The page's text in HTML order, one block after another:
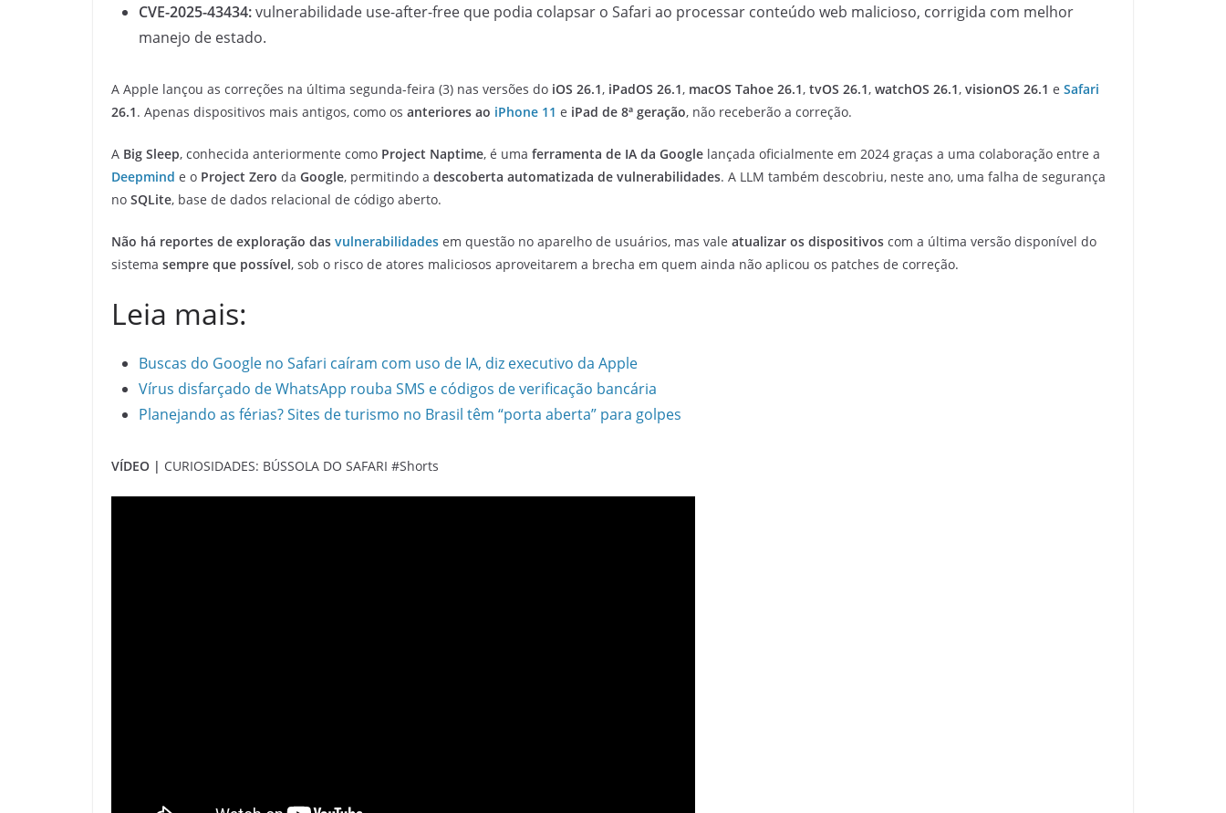
CVE-2025-43434:vulnerabilidade use-after-free que podia colapsar o Safari ao processar conteúdo web malicioso, corrigida com melhor
manejo de estado.
A Apple lançou as correções na última segunda-feira (3) nas versões do iOS 26.1, iPadOS 26.1, macOS Tahoe 26.1, tvOS 26.1, watchOS 26.1, visionOS 26.1 e Safari
26.1. Apenas dispositivos mais antigos, como os anteriores ao iPhone 11 e iPad de 8ª geração, não receberão a correção.
A Big Sleep, conhecida anteriormente como Project Naptime, é uma ferramenta de IA da Google lançada oficialmente em 2024 graças a uma colaboração entre a
Deepmind e o Project Zero da Google, permitindo a descoberta automatizada de vulnerabilidades. A LLM também descobriu, neste ano, uma falha de segurança
no SQLite, base de dados relacional de código aberto.
Não há reportes de exploração das vulnerabilidades em questão no aparelho de usuários, mas vale atualizar os dispositivos com a última versão disponível do
sistema sempre que possível, sob o risco de atores maliciosos aproveitarem a brecha em quem ainda não aplicou os patches de correção.
Leia mais:
Buscas do Google no Safari caíram com uso de IA, diz executivo da Apple
Vírus disfarçado de WhatsApp rouba SMS e códigos de verificação bancária
Planejando as férias? Sites de turismo no Brasil têm “porta aberta” para golpes
VÍDEO | CURIOSIDADES: BÚSSOLA DO SAFARI #Shorts